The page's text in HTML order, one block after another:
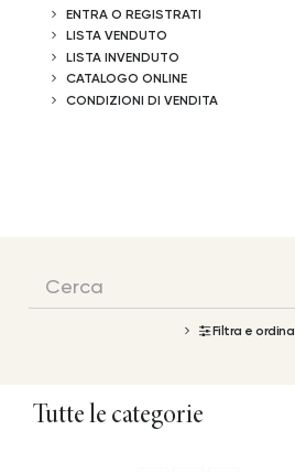
ENTRA O REGISTRATI
LISTA VENDUTO
LISTA INVENDUTO
CATALOGO ONLINE
CONDIZIONI DI VENDITA
Filtra e ordina
Tutte le categorie